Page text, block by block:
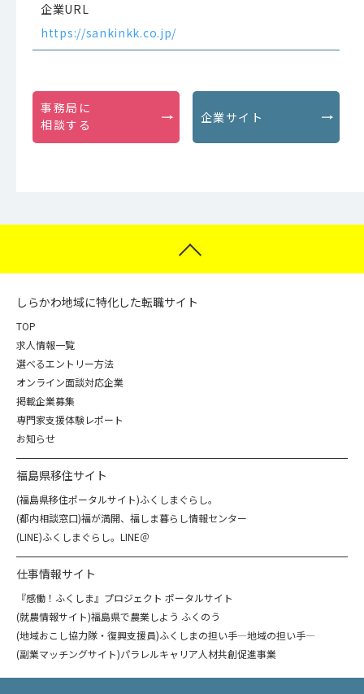
企業URL
https://sankinkk.co.jp/
事務局に
相談する
企業サイト
しらかわ地域に特化した転職サイト
TOP
求人情報一覧
選べるエントリー方法
オンライン面談対応企業
掲載企業募集
専門家支援体験レポート
お知らせ
福島県移住サイト
(福島県移住ポータルサイト)ふくしまぐらし。
(都内相談窓口)福が満開、福しま暮らし情報センター
(LINE)ふくしまぐらし。LINE＠
仕事情報サイト
『感働！ふくしま』プロジェクト ポータルサイト
(就農情報サイト)福島県で農業しよう ふくのう
(地域おこし協力隊・復興支援員)ふくしまの担い手―地域の担い手―
(副業マッチングサイト)パラレルキャリア人材共創促進事業